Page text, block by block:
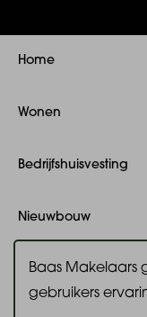
Baas Makelaars
gebruikers
Home
Wonen
Bedrijfshuisvesting
Nieuwbouw
Hypotheek